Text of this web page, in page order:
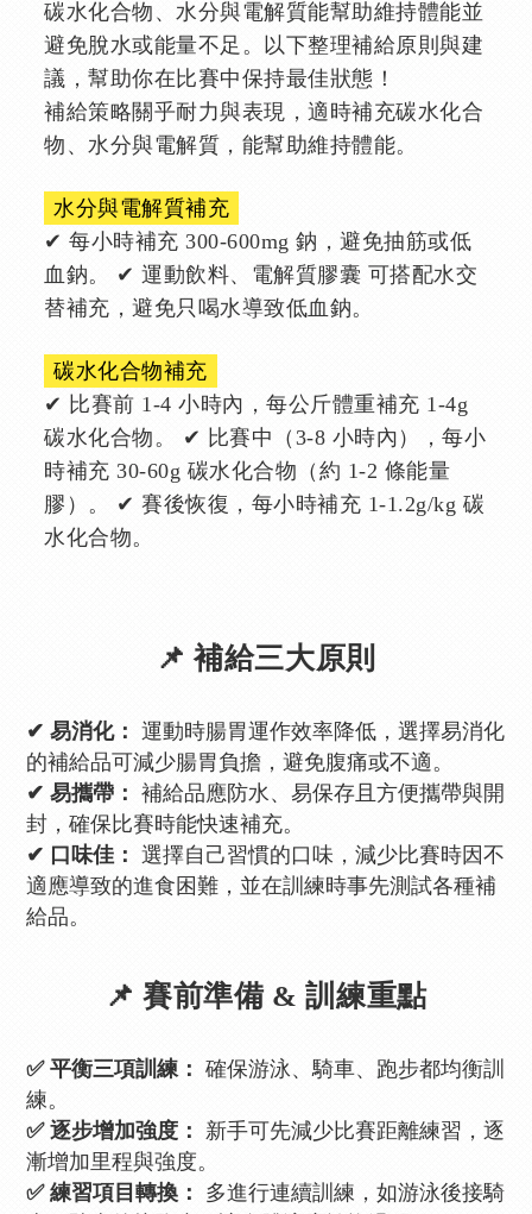
碳水化合物、水分與電解質能幫助維持體能並
避免脫水或能量不足。以下整理補給原則與建
議，幫助你在比賽中保持最佳狀態！
補給策略關乎耐力與表現，適時補充碳水化合
物、水分與電解質，能幫助維持體能。
水分與電解質補充
✔ 每小時補充 300-600mg 鈉，避免抽筋或低
血鈉。 ✔ 運動飲料、電解質膠囊 可搭配水交
替補充，避免只喝水導致低血鈉。
碳水化合物補充
✔ 比賽前 1-4 小時內，每公斤體重補充 1-4g
碳水化合物。 ✔ 比賽中（3-8 小時內），每小
時補充 30-60g 碳水化合物（約 1-2 條能量
膠）。 ✔ 賽後恢復，每小時補充 1-1.2g/kg 碳
水化合物。
📌 補給三大原則
✔ 易消化： 運動時腸胃運作效率降低，選擇易消化
的補給品可減少腸胃負擔，避免腹痛或不適。
✔ 易攜帶： 補給品應防水、易保存且方便攜帶與開
封，確保比賽時能快速補充。
✔ 口味佳： 選擇自己習慣的口味，減少比賽時因不
適應導致的進食困難，並在訓練時事先測試各種補
給品。
📌 賽前準備 & 訓練重點
✅ 平衡三項訓練： 確保游泳、騎車、跑步都均衡訓
練。
✅ 逐步增加強度：
新手可先減少比賽距離練習，逐
漸增加里程與強度。
✅ 練習項目轉換：
多進行連續訓練，如游泳後接騎